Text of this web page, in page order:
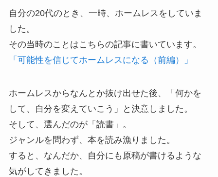
自分の20代のとき、一時、ホームレスをしていま
した。
その当時のことはこちらの記事に書いています。
「可能性を信じてホームレスになる（前編）」
ホームレスからなんとか抜け出せた後、「何かを
して、自分を変えていこう」と決意しました。
そして、選んだのが「読書」。
ジャンルを問わず、本を読み漁りました。
すると、なんだか、自分にも原稿が書けるような
気がしてきました。